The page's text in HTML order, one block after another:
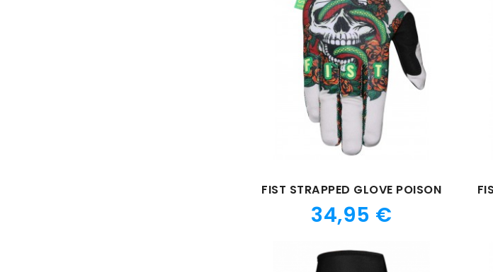
FIST STRAPPED GLOVE POISON
Prix
34,95 €